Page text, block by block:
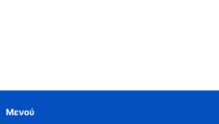
Μενού